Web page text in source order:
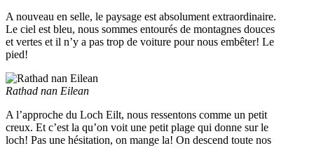
A nouveau en selle, le paysage est absolument extraordinaire.
Le ciel est bleu, nous sommes entourés de montagnes douces
et vertes et il n’y a pas trop de voiture pour nous embêter! Le
pied!
Rathad nan Eilean
A l’approche du Loch Eilt, nous ressentons comme un petit
creux. Et c’est la qu’on voit une petit plage qui donne sur le
loch! Pas une hésitation, on mange la! On descend toute nos